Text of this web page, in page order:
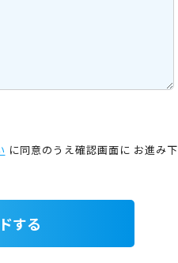
に同意のうえ確認画面に お進み下
する